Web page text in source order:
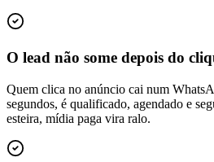
O lead não some depois do
Quem clica no anúncio cai num
segundos, é qualificado, agendado e
esteira, mídia paga vira ralo.